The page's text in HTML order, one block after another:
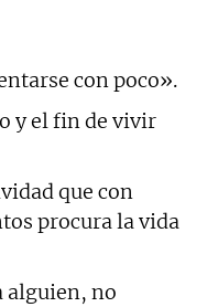
con poco».
y el fin de vivir
que con
procura la vida
alguien, no